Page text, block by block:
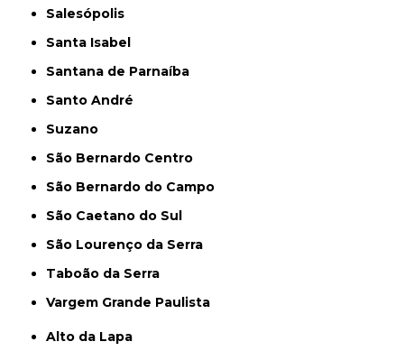
Salesópolis
Santa Isabel
Santana de Parnaíba
Santo André
Suzano
São Bernardo Centro
São Bernardo do Campo
São Caetano do Sul
São Lourenço da Serra
Taboão da Serra
Vargem Grande Paulista
Alto da Lapa